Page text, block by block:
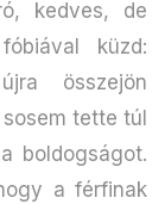
kedves, de
küzd:
összejön
tette túl
boldogságot.
a férfinak